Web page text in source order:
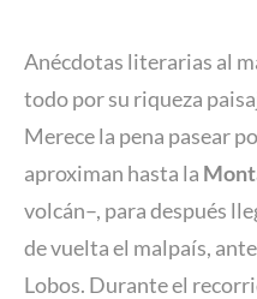
Anécdotas literarias al
todo por su riqueza
Merece la pena pasear
aproximan hasta la
volcán–, para después
de vuelta el malpaís,
Lobos. Durante el